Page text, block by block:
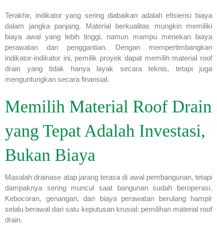
Terakhir, indikator yang sering diabaikan adalah efisiensi biaya
dalam jangka panjang. Material berkualitas mungkin memiliki
biaya awal yang lebih tinggi, namun mampu menekan biaya
perawatan dan penggantian. Dengan mempertimbangkan
indikator-indikator ini, pemilik proyek dapat memilih material roof
drain yang tidak hanya layak secara teknis, tetapi juga
menguntungkan secara finansial.
Memilih Material Roof Drain
yang Tepat Adalah Investasi,
Bukan Biaya
Masalah drainase atap jarang terasa di awal pembangunan, tetapi
dampaknya sering muncul saat bangunan sudah beroperasi.
Kebocoran, genangan, dan biaya perawatan berulang hampir
selalu berawal dari satu keputusan krusial: pemilihan material roof
drain.